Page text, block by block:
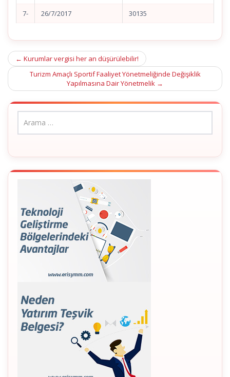
7- 26/7/2017 30135
Post
navigation
← Kurumlar vergisi her an düşürülebilir!
Turizm Amaçlı Sportif Faaliyet Yönetmeliğinde Değişiklik
Yapılmasına Dair Yönetmelik →